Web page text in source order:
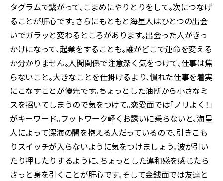
タグラムで繋がって、こまめにやりとりをして。次につなげ
ることが肝心です。さらにもともと海星人はひとつの出会
いでガラッと変わるところがあります。出会った人がきっ
かけになって、起業をすることも。誰がどこで運命を変える
か分かりません。人間関係で注意深く気をつけて、仕事は焦
らないこと。大きなことを仕掛けるより、慣れた仕事を着実
にこなすことが優先です。ちょっとした油断から小さなミ
スを招いてしまうので気をつけて。恋愛面では「ノリよく！」
がキーワード。フットワーク軽くお誘いに乗らないと、海星
人によって深海の闇を抱える人だっているので、引きこも
りスイッチが入らないように気をつけましょう。波が引い
たり押したりするように、ちょっとした違和感を感じたら
さっと身を引くことが肝心です。そして金銭面では友達と